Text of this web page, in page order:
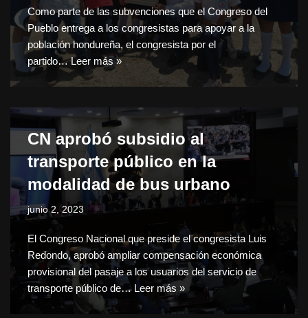
Como parte de las subvenciones que el Congreso del
Pueblo entrega a los congresistas para apoyar a la
población hondureña, el congresista por el
partido…Leer más »
CN aprobó subsidio al
transporte público en la
modalidad de bus urbano
junio 2, 2023
El Congreso Nacional que preside el congresista Luis
Redondo, aprobó ampliar compensación económica
provisional del pasaje a los usuarios del servicio de
transporte público de… Leer más »